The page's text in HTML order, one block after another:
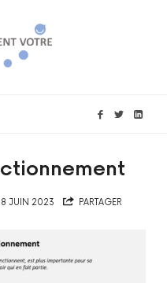
JUIN 2023 PARTAGER